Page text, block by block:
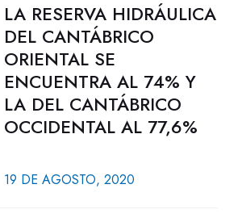
LA RESERVA HIDRÁULICA
DEL CANTÁBRICO
ORIENTAL SE
ENCUENTRA AL 74% Y
LA DEL CANTÁBRICO
OCCIDENTAL AL 77,6%
19 DE AGOSTO, 2020